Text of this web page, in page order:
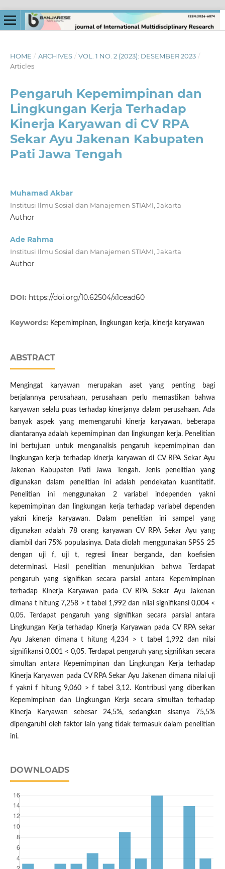
HOME / ARCHIVES / VOL. 1 NO. 2 (2023): DESEMBER 2023 /
Articles
Pengaruh Kepemimpinan dan
Lingkungan Kerja Terhadap
Kinerja Karyawan di CV RPA
Sekar Ayu Jakenan Kabupaten
Pati Jawa Tengah
Muhamad Akbar
Institusi Ilmu Sosial dan Manajemen STIAMI, Jakarta
Author
Ade Rahma
Institusi Ilmu Sosial dan Manajemen STIAMI, Jakarta
Author
DOI: https://doi.org/10.62504/x1cead60
Keywords: Kepemimpinan, lingkungan kerja, kinerja karyawan
ABSTRACT
Mengingat karyawan merupakan aset yang penting bagi
berjalannya perusahaan, perusahaan perlu memastikan bahwa
karyawan selalu puas terhadap kinerjanya dalam perusahaan. Ada
banyak aspek yang memengaruhi kinerja karyawan, beberapa
diantaranya adalah kepemimpinan dan lingkungan kerja. Penelitian
ini bertujuan untuk menganalisis pengaruh kepemimpinan dan
lingkungan kerja terhadap kinerja karyawan di CV RPA Sekar Ayu
Jakenan Kabupaten Pati Jawa Tengah. Jenis penelitian yang
digunakan dalam penelitian ini adalah pendekatan kuantitatif.
Penelitian ini menggunakan 2 variabel independen yakni
kepemimpinan dan lingkungan kerja terhadap variabel dependen
yakni kinerja karyawan. Dalam penelitian ini sampel yang
digunakan adalah 78 orang karyawan CV RPA Sekar Ayu yang
diambil dari 75% populasinya. Data diolah menggunakan SPSS 25
dengan uji f, uji t, regresi linear berganda, dan koefisien
determinasi. Hasil penelitian menunjukkan bahwa Terdapat
pengaruh yang signifikan secara parsial antara Kepemimpinan
terhadap Kinerja Karyawan pada CV RPA Sekar Ayu Jakenan
dimana t hitung 7,258 > t tabel 1,992 dan nilai signifikansi 0,004 <
0,05. Terdapat pengaruh yang signifikan secara parsial antara
Lingkungan Kerja terhadap Kinerja Karyawan pada CV RPA sekar
Ayu Jakenan dimana t hitung 4,234 > t tabel 1,992 dan nilai
signifikansi 0,001 < 0,05. Terdapat pengaruh yang signifikan secara
simultan antara Kepemimpinan dan Lingkungan Kerja terhadap
Kinerja Karyawan pada CV RPA Sekar Ayu Jakenan dimana nilai uji
f yakni f hitung 9,060 > f tabel 3,12. Kontribusi yang diberikan
Kepemimpinan dan Lingkungan Kerja secara simultan terhadap
Kinerja Karyawan sebesar 24,5%, sedangkan sisanya 75,5%
dipengaruhi oleh faktor lain yang tidak termasuk dalam penelitian
ini.
DOWNLOADS